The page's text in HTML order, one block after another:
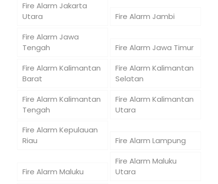
Fire Alarm Jakarta
Utara
Fire Alarm Jambi
Fire Alarm Jawa
Tengah
Fire Alarm Jawa Timur
Fire Alarm Kalimantan
Barat
Fire Alarm Kalimantan
Selatan
Fire Alarm Kalimantan
Tengah
Fire Alarm Kalimantan
Utara
Fire Alarm Kepulauan
Riau
Fire Alarm Lampung
Fire Alarm Maluku
Fire Alarm Maluku
Utara